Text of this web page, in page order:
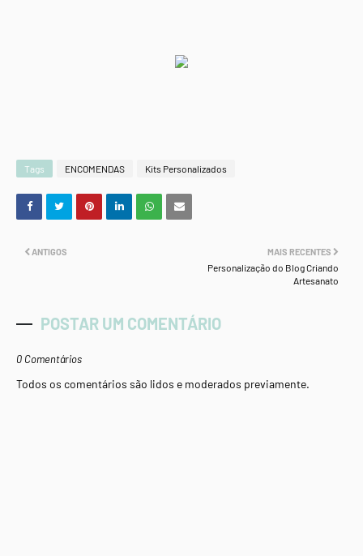
Tags ENCOMENDAS Kits Personalizados
MAIS RECENTES
Personalização do Blog Criando
Artesanato
ANTIGOS
POSTAR UM COMENTÁRIO
0 Comentários
Todos os comentários são lidos e moderados previamente.